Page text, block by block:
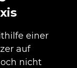
einer
auf
nicht